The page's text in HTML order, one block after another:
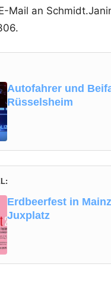
Mail an
Autofahrer und
Rüsselsheim
Erdbeerfest in
Juxplatz